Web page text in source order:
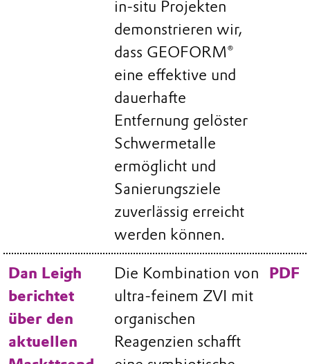
in‑situ Projekten
demonstrieren wir,
dass GEOFORM®
eine effektive und
dauerhafte
Entfernung gelöster
Schwermetalle
ermöglicht und
Sanierungsziele
zuverlässig erreicht
werden können.
Dan Leigh
berichtet
über den
aktuellen
Die Kombination von
ultra-feinem ZVI mit
organischen
Reagenzien schafft
PDF